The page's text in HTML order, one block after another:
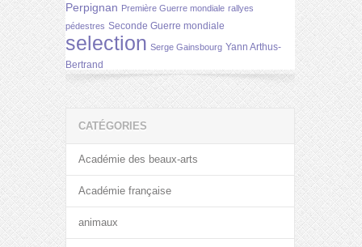
Perpignan Première Guerre mondiale rallyes
pédestres Seconde Guerre mondiale
selection Serge Gainsbourg Yann Arthus-
Bertrand
CATÉGORIES
Académie des beaux-arts
Académie française
animaux